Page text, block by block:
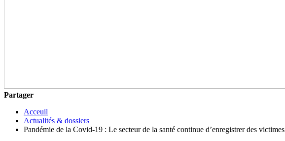
Partager
Acceuil
Actualités & dossiers
Pandémie de la Covid-19 : Le secteur de la santé continue d’enregistrer des victimes